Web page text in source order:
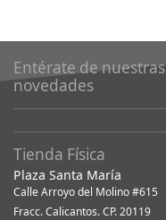
Entérate de nuestras
novedades
Tienda Física
Plaza Santa María
Calle Arroyo del Molino #615
Fracc. Calicantos. CP. 20119